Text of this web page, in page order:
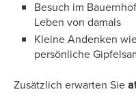
Besuch im
Leben von damals
Kleine Andenken
persönliche
Zusätzlich erwarten Sie